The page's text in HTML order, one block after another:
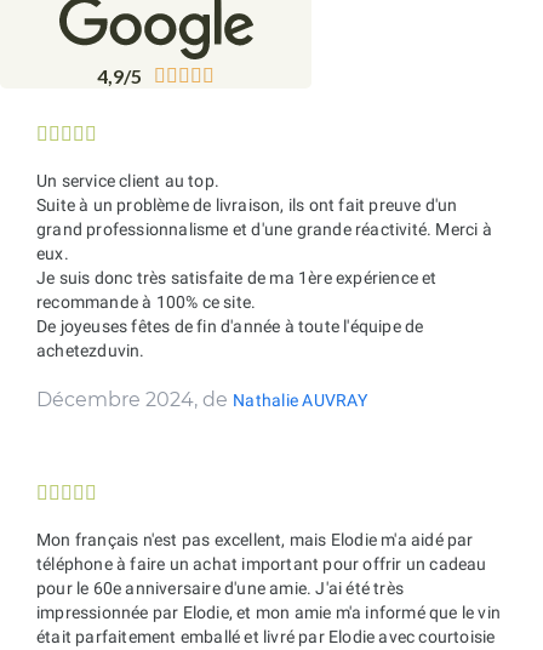
4,9/5     
    
Un service client au top.
Suite à un problème de livraison, ils ont fait preuve d'un
grand professionnalisme et d'une grande réactivité. Merci à
eux.
Je suis donc très satisfaite de ma 1ère expérience et
recommande à 100% ce site.
De joyeuses fêtes de fin d'année à toute l'équipe de
achetezduvin.
Décembre 2024, de Nathalie AUVRAY
    
Mon français n'est pas excellent, mais Elodie m'a aidé par
téléphone à faire un achat important pour offrir un cadeau
pour le 60e anniversaire d'une amie. J'ai été très
impressionnée par Elodie, et mon amie m'a informé que le vin
était parfaitement emballé et livré par Elodie avec courtoisie